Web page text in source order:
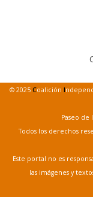
© 2025 Coalición I
Paseo de
Todos los derechos
Este portal no es
las imágenes y